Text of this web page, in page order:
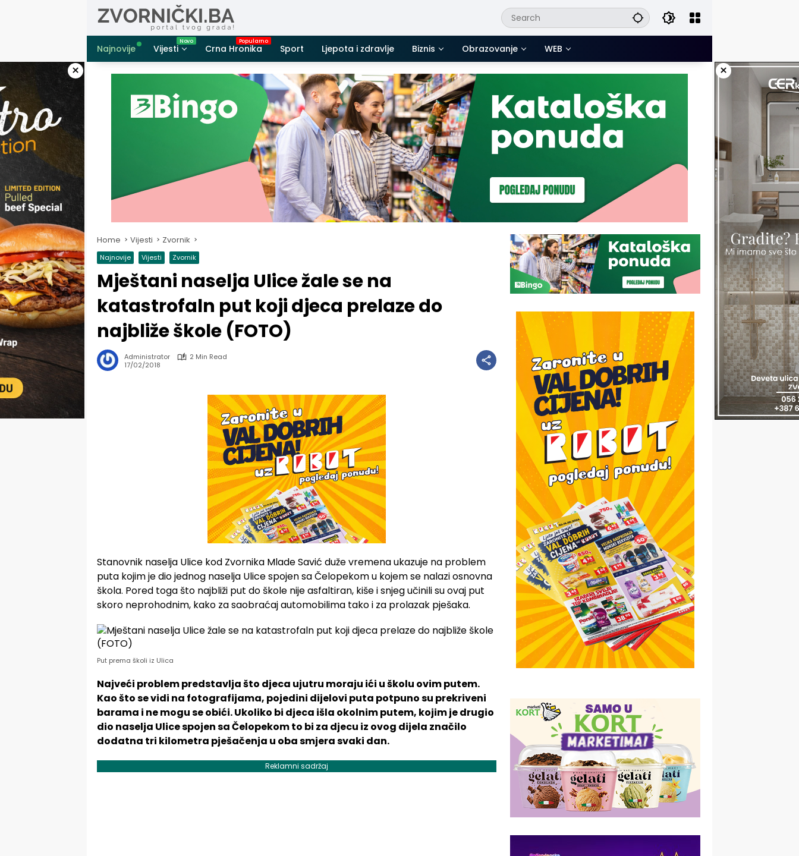
Najnovije
Vijesti Crna Hronika Sport Ljepota i zdravlje Biznis Obrazovanje WEB
× ×
Home Vijesti Zvornik
Najnovije Vijesti Zvornik
Mještani naselja Ulice žale se na
katastrofaln put koji djeca prelaze do
najbliže škole (FOTO)
Administrator
2 Min Read
17/02/2018
Stanovnik naselja Ulice kod Zvornika Mlade Savić duže vremena ukazuje na problem
puta kojim je dio jednog naselja Ulice spojen sa Čelopekom u kojem se nalazi osnovna
škola. Pored toga što najbliži put do škole nije asfaltiran, kiše i snjeg učinili su ovaj put
skoro neprohodnim, kako za saobraćaj automobilima tako i za prolazak pješaka.
Put prema školi iz Ulica
Najveći problem predstavlja što djeca ujutru moraju ići u školu ovim putem.
Kao što se vidi na fotografijama, pojedini dijelovi puta potpuno su prekriveni
barama i ne mogu se obići. Ukoliko bi djeca išla okolnim putem, kojim je drugio
dio naselja Ulice spojen sa Čelopekom to bi za djecu iz ovog dijela značilo
dodatna tri kilometra pješačenja u oba smjera svaki dan.
Reklamni sadržaj